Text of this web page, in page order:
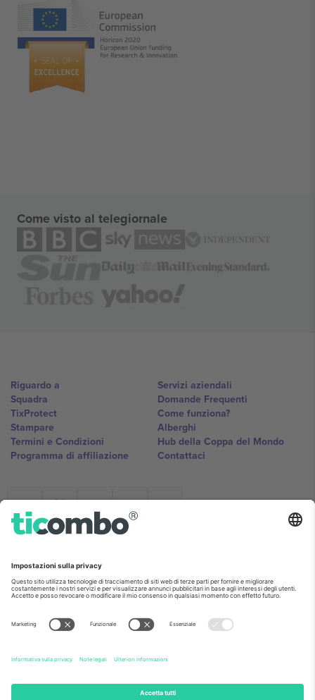
Come visto al telegiornale
Riguardo a
Squadra
TixProtect
Stampare
Termini e Condizioni
Programma di affiliazione
Servizi aziendali
Domande Frequenti
Come funziona?
Alberghi
Hub della Coppa del Mondo
Contattaci
Ticombo Italia
Mimi Balkanska 132, 1540, Sofia,
base alla località, all'evento e/o al dominio. Per i dettagli controlla la
pagina specifica dell'evento, l'impronta e i termini.,